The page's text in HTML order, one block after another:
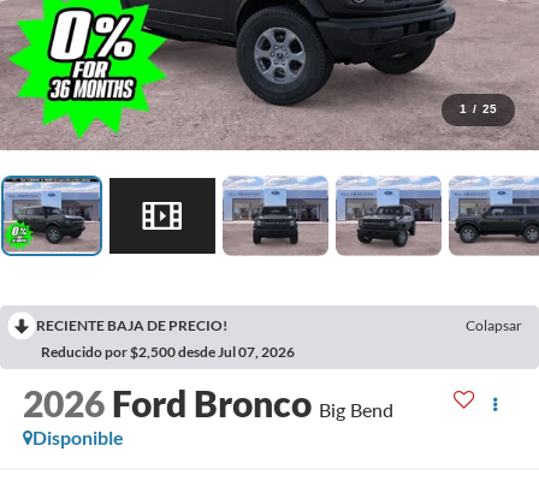
1 / 25
RECIENTE BAJA DE PRECIO!
Colapsar
Reducido por $2,500 desde Jul 07, 2026
2026 Ford Bronco Big Bend
Disponible